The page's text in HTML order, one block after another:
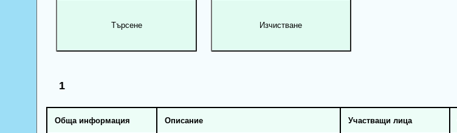
1
Обща информация Описание Участващи лица